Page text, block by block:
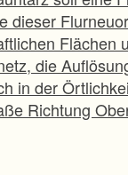
dieser
Flächen
die
in der
Richtung